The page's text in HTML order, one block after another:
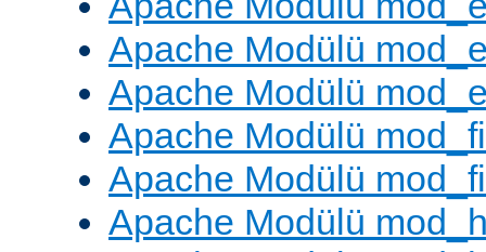
Apache Modülü
Apache Modülü
Apache Modülü
Apache Modülü
Apache Modülü